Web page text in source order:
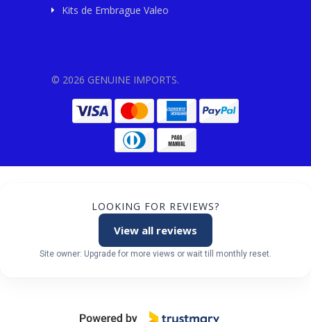
Kits de Embrague Valeo
© 2026 GENUINE IMPORTS.
LOOKING FOR REVIEWS?
View all reviews
Site owner: Upgrade for more views or wait till monthly reset.